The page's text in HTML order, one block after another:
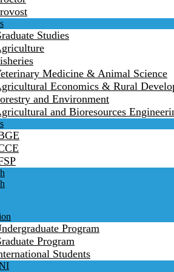
Studies
Medicine & Animal Science
Economics & Rural
and Environment
and Bioresources
Program
Program
Students